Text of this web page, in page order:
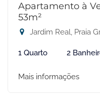
Apartamento à
53m²
Jardim Real, Praia
1 Quarto 2
Mais informações